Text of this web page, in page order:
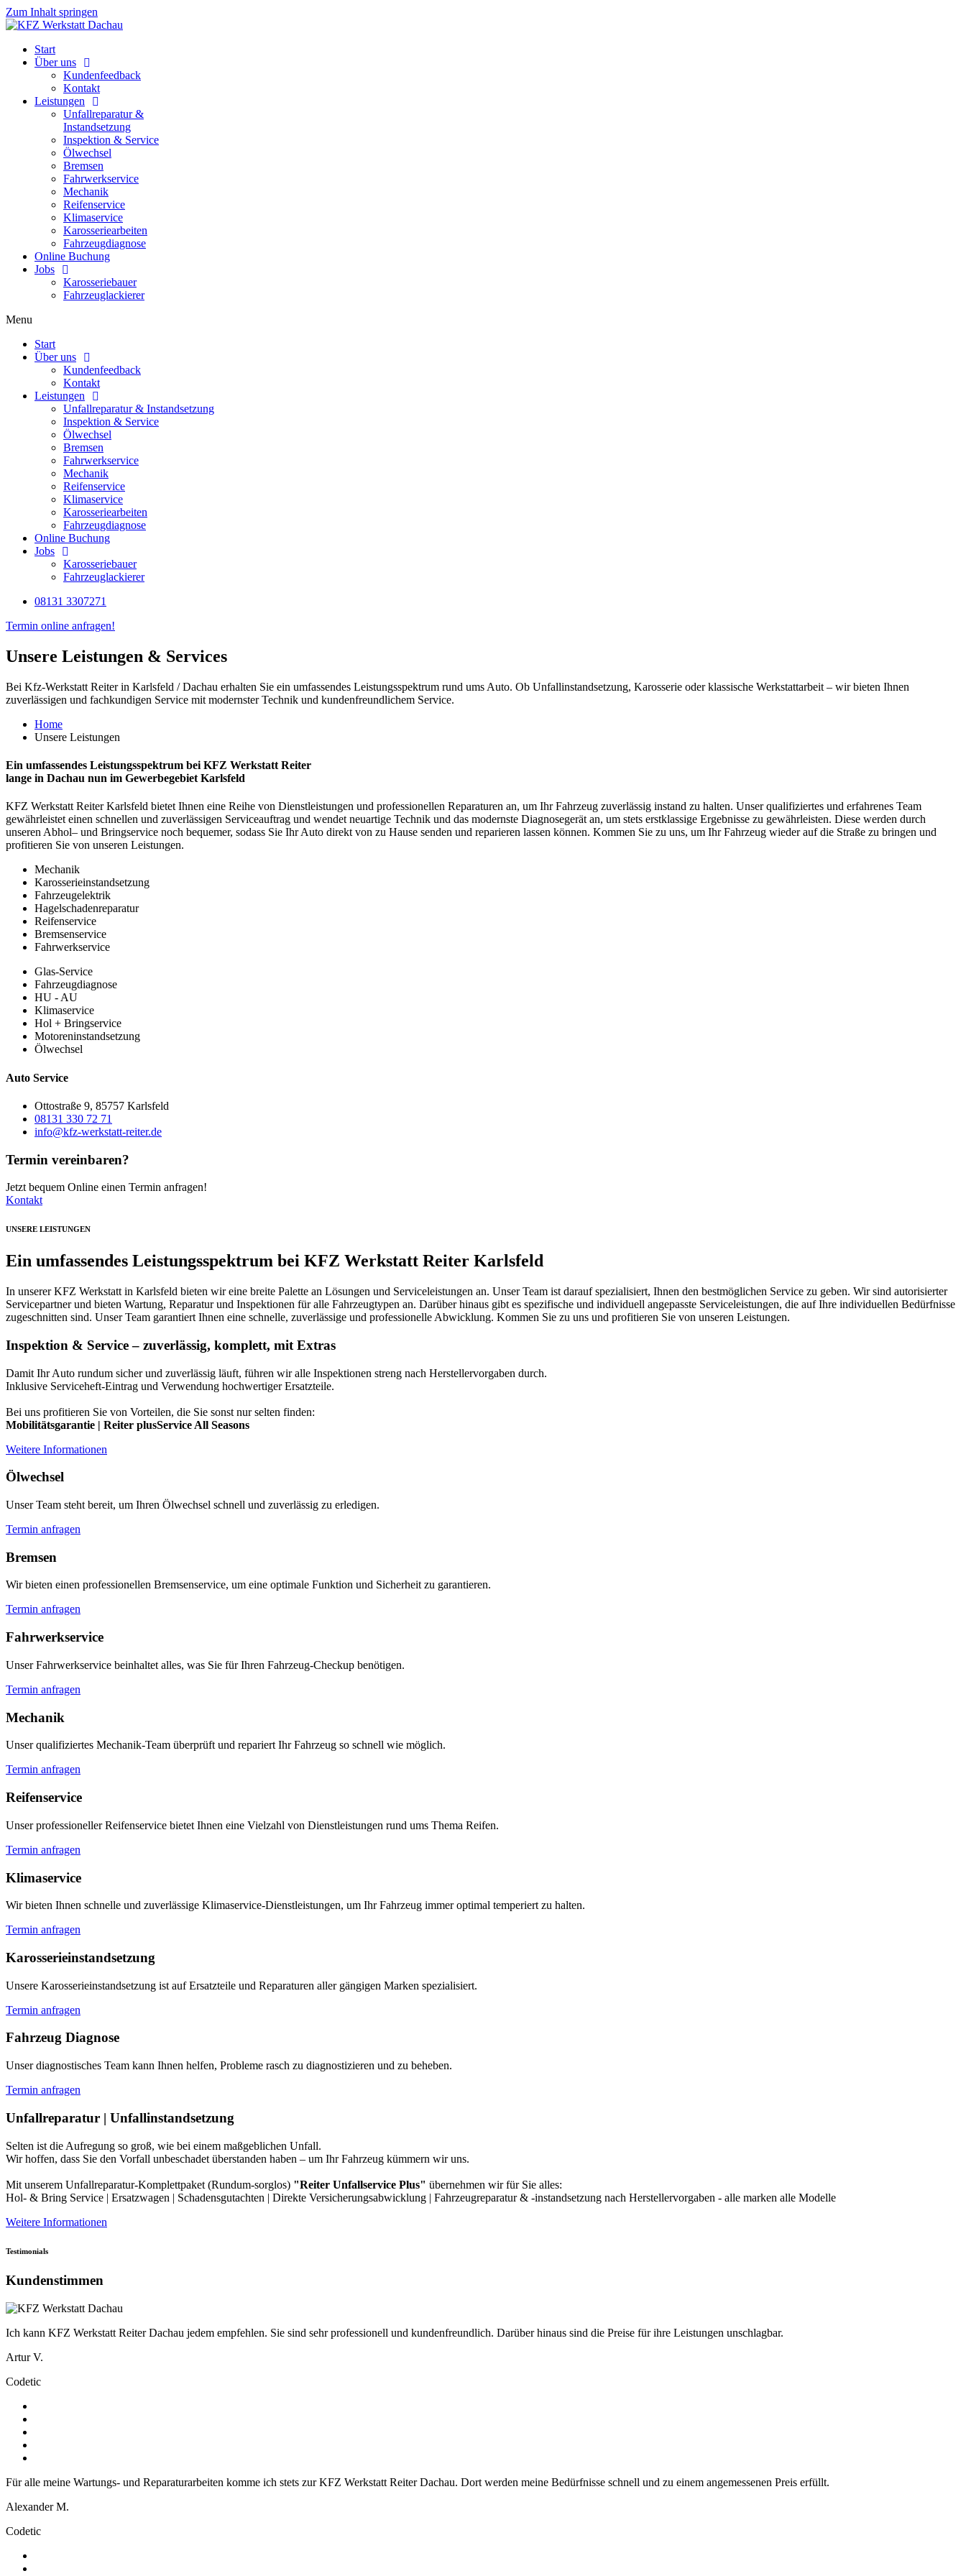
Zum Inhalt springen
Start
Über uns
Kundenfeedback
Kontakt
Leistungen
Unfallreparatur &
Instandsetzung
Inspektion & Service
Ölwechsel
Bremsen
Fahrwerkservice
Mechanik
Reifenservice
Klimaservice
Karosseriearbeiten
Fahrzeugdiagnose
Online Buchung
Jobs
Karosseriebauer
Fahrzeuglackierer
Menu
Start
Über uns
Kundenfeedback
Kontakt
Leistungen
Unfallreparatur & Instandsetzung
Inspektion & Service
Ölwechsel
Bremsen
Fahrwerkservice
Mechanik
Reifenservice
Klimaservice
Karosseriearbeiten
Fahrzeugdiagnose
Online Buchung
Jobs
Karosseriebauer
Fahrzeuglackierer
08131 3307271
Termin online anfragen!
Unsere Leistungen & Services
Bei Kfz-Werkstatt Reiter in Karlsfeld / Dachau erhalten Sie ein umfassendes Leistungsspektrum rund ums Auto. Ob Unfallinstandsetzung, Karosserie oder klassische Werkstattarbeit – wir bieten Ihnen
zuverlässigen und fachkundigen Service mit modernster Technik und kundenfreundlichem Service.
Home
Unsere Leistungen
Ein umfassendes Leistungsspektrum bei KFZ Werkstatt Reiter
lange in Dachau nun im Gewerbegebiet Karlsfeld
KFZ Werkstatt ReiterKarlsfeld bietet Ihnen eine Reihe von Dienstleistungen und professionellen Reparaturen an, um IhrFahrzeug zuverlässig instand zu halten. Unserqualifiziertes und erfahrenes Team
gewährleistet einen schnellen und zuverlässigen Serviceauftrag und wendet neuartige Technik und das modernste Diagnosegerät an, um stets erstklassige Ergebnisse zu gewährleisten. Diese werden durch
unseren Abhol– und Bringservice noch bequemer, sodass Sie IhrAuto direkt von zu Hause senden und reparieren lassen können. Kommen Sie zu uns, um IhrFahrzeug wiederaufdie Straße zu bringen und
profitieren Sie von unseren Leistungen.
Mechanik
Karosserieinstandsetzung
Fahrzeugelektrik
Hagelschadenreparatur
Reifenservice
Bremsenservice
Fahrwerkservice
Glas-Service
Fahrzeugdiagnose
HU - AU
Klimaservice
Hol + Bringservice
Motoreninstandsetzung
Ölwechsel
Auto Service
Ottostraße 9, 85757 Karlsfeld
08131 330 72 71
info@kfz-werkstatt-reiter.de
Termin vereinbaren?
Jetzt bequem Online einen Termin anfragen!
Kontakt
UNSERE LEISTUNGEN
Ein umfassendes Leistungsspektrum bei KFZ Werkstatt Reiter Karlsfeld
In unsererKFZ Werkstatt in Karlsfeld bieten wireine breite Palette an Lösungen und Serviceleistungen an. UnserTeam ist daraufspezialisiert, Ihnen den bestmöglichen Service zu geben. Wirsind autorisierter
Servicepartnerund bieten Wartung, Reparaturund Inspektionen füralle Fahrzeugtypen an. Darüberhinaus gibt es spezifische und individuell angepasste Serviceleistungen, die aufIhre individuellen Bedürfnisse
zugeschnitten sind. UnserTeam garantiert Ihnen eine schnelle, zuverlässige und professionelle Abwicklung. Kommen Sie zu uns und profitieren Sie von unseren Leistungen.
Inspektion & Service – zuverlässig, komplett, mit Extras
Damit Ihr Auto rundum sicher und zuverlässig läuft, führen wir alle Inspektionen streng nach Herstellervorgaben durch.
Inklusive Serviceheft-Eintrag und Verwendung hochwertiger Ersatzteile.
Bei uns profitieren Sie von Vorteilen, die Sie sonst nur selten finden:
Mobilitätsgarantie | Reiter plusService All Seasons
Weitere Informationen
Ölwechsel
Unser Team steht bereit, um Ihren Ölwechsel schnell und zuverlässig zu erledigen.
Termin anfragen
Bremsen
Wir bieten einen professionellen Bremsenservice, um eine optimale Funktion und Sicherheit zu garantieren.
Termin anfragen
Fahrwerkservice
Unser Fahrwerkservice beinhaltet alles, was Sie für Ihren Fahrzeug-Checkup benötigen.
Termin anfragen
Mechanik
Unser qualifiziertes Mechanik-Team überprüft und repariert Ihr Fahrzeug so schnell wie möglich.
Termin anfragen
Reifenservice
Unser professioneller Reifenservice bietet Ihnen eine Vielzahl von Dienstleistungen rund ums Thema Reifen.
Termin anfragen
Klimaservice
Wir bieten Ihnen schnelle und zuverlässige Klimaservice-Dienstleistungen, um Ihr Fahrzeug immer optimal temperiert zu halten.
Termin anfragen
Karosserieinstandsetzung
Unsere Karosserieinstandsetzung ist auf Ersatzteile und Reparaturen aller gängigen Marken spezialisiert.
Termin anfragen
Fahrzeug Diagnose
Unser diagnostisches Team kann Ihnen helfen, Probleme rasch zu diagnostizieren und zu beheben.
Termin anfragen
Unfallreparatur | Unfallinstandsetzung
Selten ist die Aufregung so groß, wie bei einem maßgeblichen Unfall.
Wir hoffen, dass Sie den Vorfall unbeschadet überstanden haben – um Ihr Fahrzeug kümmern wir uns.
Mit unserem Unfallreparatur-Komplettpaket (Rundum-sorglos) "Reiter Unfallservice Plus" übernehmen wir für Sie alles:
Hol- & Bring Service | Ersatzwagen | Schadensgutachten | Direkte Versicherungsabwicklung | Fahrzeugreparatur & -instandsetzung nach Herstellervorgaben - alle marken alle Modelle
Weitere Informationen
Testimonials
Kundenstimmen
Ich kann KFZ Werkstatt Reiter Dachau jedem empfehlen. Sie sind sehr professionell und kundenfreundlich. Darüber hinaus sind die Preise für ihre Leistungen unschlagbar.
Artur V.
Codetic
Für alle meine Wartungs- und Reparaturarbeiten komme ich stets zur KFZ Werkstatt Reiter Dachau. Dort werden meine Bedürfnisse schnell und zu einem angemessenen Preis erfüllt.
Alexander M.
Codetic